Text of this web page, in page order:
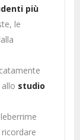
più
le
studio